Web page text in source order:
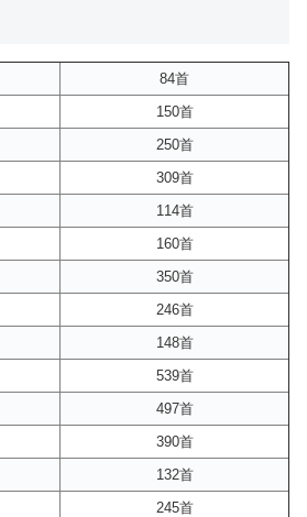
84首
150首
250首
309首
114首
160首
350首
246首
148首
539首
497首
390首
132首
245首